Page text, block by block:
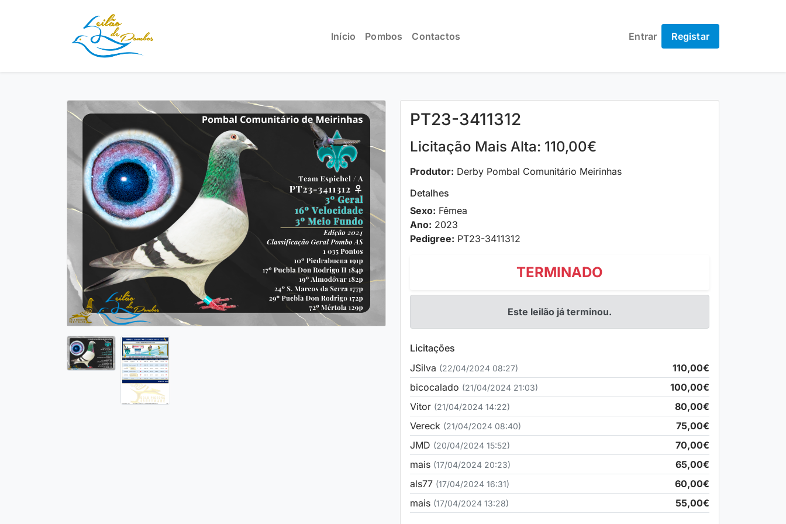
Início Pombos Contactos Entrar Registar
PT23-3411312
Licitação Mais Alta: 110,00€
Produtor: Derby Pombal Comunitário Meirinhas
Detalhes
Sexo: Fêmea
Ano: 2023
Pedigree: PT23-3411312
TERMINADO
Este leilão já terminou.
Licitações
JSilva (22/04/2024 08:27)
110,00€
bicocalado (21/04/2024 21:03)
100,00€
Vitor (21/04/2024 14:22)
80,00€
Vereck (21/04/2024 08:40)
75,00€
JMD (20/04/2024 15:52)
70,00€
mais (17/04/2024 20:23)
65,00€
als77 (17/04/2024 16:31)
60,00€
mais (17/04/2024 13:28) 55,00€